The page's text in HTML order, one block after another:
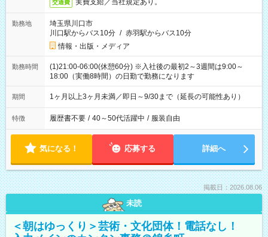
交通費 実費支給／当社規定あり。
勤務地
埼玉県川口市
川口駅からバス10分 / 赤羽駅からバス10分
情報・出版・メディア
勤務時間
(1)21:00-06:00(休憩60分) ※入社後の最初2～3週間は9:00～
18:00（実働8時間）の日勤で勤務になります
期間 1ヶ月以上3ヶ月未満／即日～9/30まで（延長の可能性あり）
特徴 履歴書不要 / 40～50代活躍中 / 服装自由
気になる！ 応募する 詳細へ
掲載日：2026.08.06
未読
＜朝はゆっくり＞芸術・文化団体！電話なし！